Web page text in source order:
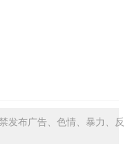
发布广告、色情、暴力、反